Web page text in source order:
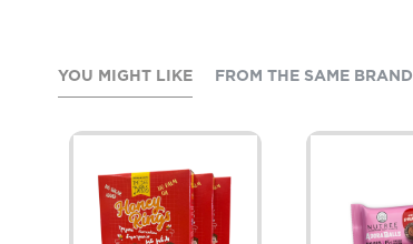
YOU MIGHT LIKE FROM THE SAME BRAND